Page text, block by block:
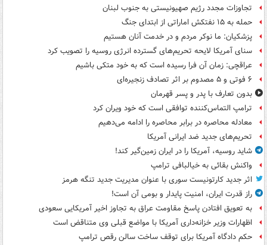
تجاوزات مجدد رژیم صهیونیستی به جنوب لبنان
حمله به ۱۵ نفتکش‌ اماراتی از ابتدای جنگ
پزشکیان: ما نوکر مردم و در خدمت آنان هستیم
سنای آمریکا لایحه تحریم‌های گسترده انرژی روسیه را تصویب کرد
عراقچی: زمان آن فرا رسیده است که به خود متکی باشیم
۶ فوتی و ۵ مصدوم بر اثر تصادف زنجیره‌ای
بدون تعارف با پدر و پسر قهرمان
ترامپ التماس‌کننده توافقی است که خود ویران کرد
معادله محاصره در برابر محاصره را ادامه می‌دهیم
تحریم‌های جدید ضد ایرانی آمریکا
شاید روسیه، آمریکا را در ایران زمین‌گیر کند!
واکنش بقائی به خیالبافی ترامپ
اثر جدید کارتونیست سوری با عنوان مدیریت جدید تنگه هرمز
راز قدرت ایران، امنیت پایدار و بومی آن است!
به تعویق افتادن پاسخ مقاومت عراق به تجاوز اخیر آمریکایی سعودی
اظهارات وزیر خزانه‌داری آمریکا با مواضع قبلی وی متناقض است
حکم دادگاه آمریکا برای توقف ساخت سالن رقص ترامپ